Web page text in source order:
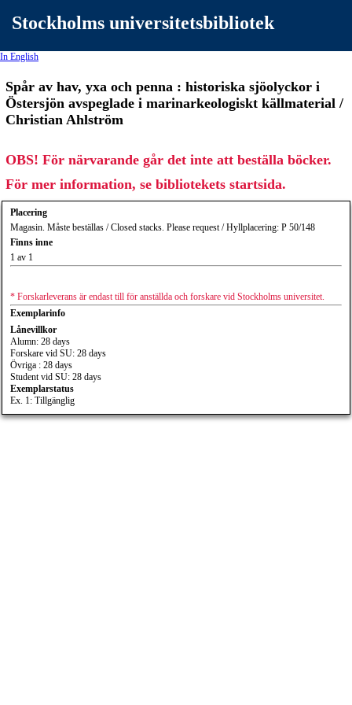
Stockholms universitetsbibliotek
In English
Spår av hav, yxa och penna : historiska sjöolyckor i
Östersjön avspeglade i marinarkeologiskt källmaterial /
Christian Ahlström
OBS! För närvarande går det inte att beställa böcker.
För mer information, se bibliotekets startsida.
Placering
Magasin. Måste beställas / Closed stacks. Please request / Hyllplacering: P 50/148
Finns inne
1 av 1
* Forskarleverans är endast till för anställda och forskare vid Stockholms universitet.
Exemplarinfo
Lånevillkor
Alumn: 28 days
Forskare vid SU: 28 days
Övriga : 28 days
Student vid SU: 28 days
Exemplarstatus
Ex. 1: Tillgänglig